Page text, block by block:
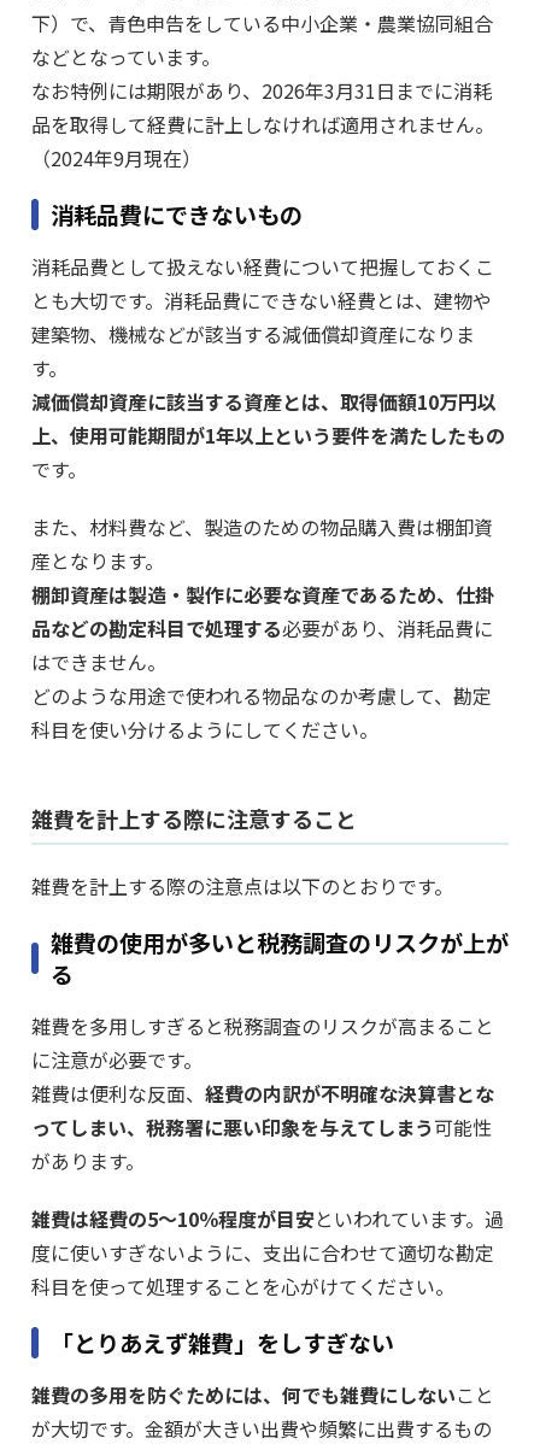
下）で、青色申告をしている中小企業・農業協同組合
などとなっています。
なお特例には期限があり、2026年3月31日までに消耗
品を取得して経費に計上しなければ適用されません。
（2024年9月現在）
消耗品費にできないもの
消耗品費として扱えない経費について把握しておくこ
とも大切です。消耗品費にできない経費とは、建物や
建築物、機械などが該当する減価償却資産になりま
す。
減価償却資産に該当する資産とは、取得価額10万円以
上、使用可能期間が1年以上という要件を満たしたもの
です。
また、材料費など、製造のための物品購入費は棚卸資
産となります。
棚卸資産は製造・製作に必要な資産であるため、仕掛
品などの勘定科目で処理する必要があり、消耗品費に
はできません。
どのような用途で使われる物品なのか考慮して、勘定
科目を使い分けるようにしてください。
雑費を計上する際に注意すること
雑費を計上する際の注意点は以下のとおりです。
雑費の使用が多いと税務調査のリスクが上が
る
雑費を多用しすぎると税務調査のリスクが高まること
に注意が必要です。
雑費は便利な反面、 経費の内訳が不明確な決算書とな
ってしまい、税務署に悪い印象を与えてしまう可能性
があります。
雑費は経費の5～10％程度が目安といわれています。過
度に使いすぎないように、支出に合わせて適切な勘定
科目を使って処理することを心がけてください。
「とりあえず雑費」をしすぎない
雑費の多用を防ぐためには、何でも雑費にしないこと
が大切です。金額が大きい出費や頻繁に出費するもの